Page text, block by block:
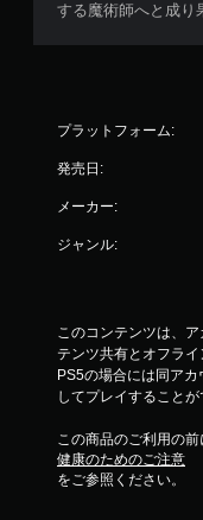
する魔術師へと成り
プラットフォーム:
発売日:
メーカー:
ジャンル:
このコンテンツは、
テンツ共有とオフラ
PS5の場合には同ア
してプレイすることが
この商品のご利用の
健康のためのご注意
をご参照ください。